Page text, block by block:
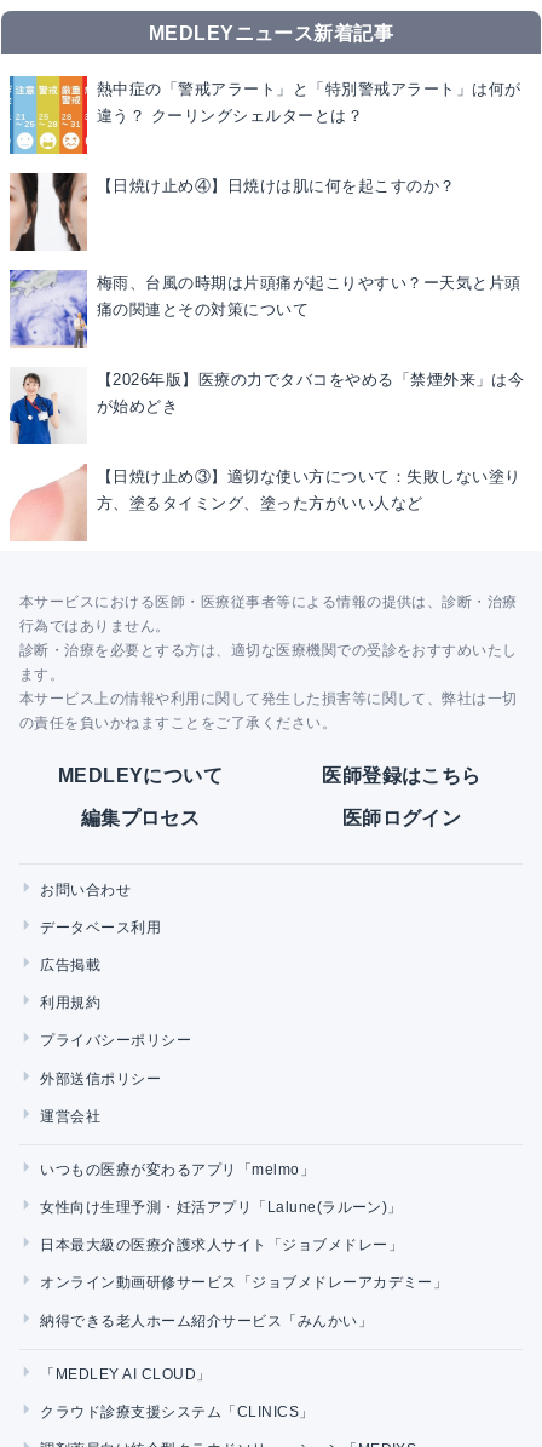
MEDLEYニュース新着記事
熱中症の「警戒アラート」と「特別警戒アラート」は何が
違う？ クーリングシェルターとは？
【日焼け止め④】日焼けは肌に何を起こすのか？
梅雨、台風の時期は片頭痛が起こりやすい？ー天気と片頭
痛の関連とその対策について
【2026年版】医療の力でタバコをやめる「禁煙外来」は今
が始めどき
【日焼け止め③】適切な使い方について：失敗しない塗り
方、塗るタイミング、塗った方がいい人など
本サービスにおける医師・医療従事者等による情報の提供は、診断・治療
行為ではありません。
診断・治療を必要とする方は、適切な医療機関での受診をおすすめいたし
ます。
本サービス上の情報や利用に関して発生した損害等に関して、弊社は一切
の責任を負いかねますことをご了承ください。
MEDLEYについて 医師登録はこちら
編集プロセス 医師ログイン
お問い合わせ
データベース利用
広告掲載
利用規約
プライバシーポリシー
外部送信ポリシー
運営会社
いつもの医療が変わるアプリ「melmo」
女性向け生理予測・妊活アプリ「Lalune(ラルーン)」
日本最大級の医療介護求人サイト「ジョブメドレー」
オンライン動画研修サービス「ジョブメドレーアカデミー」
納得できる老人ホーム紹介サービス「みんかい」
「MEDLEY AI CLOUD」
クラウド診療支援システム「CLINICS」